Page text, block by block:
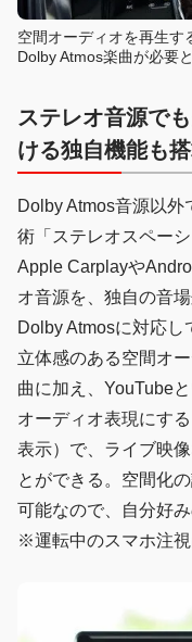
空間オーディオを再生す
Dolby Atmos楽曲が必要と
ステレオ音源で
ける独自機能も
Dolby Atmos音源以
術「ステレオスペー
Apple Carplayや
オ音源を、独自の音
Dolby Atmosに対応
立体感のある空間オ
曲に加え、YouTube
オーディオ表現にす
表示）で、ライブ映
とができる。空間化
可能なので、自分好
※運転中のスマホ注